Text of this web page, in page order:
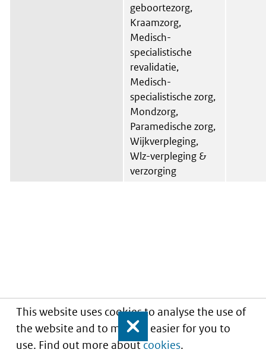
This website uses cookies to analyse the use of
the website and to make it easier for you to
use. Find out more aboutcookies.
Close
geboortezorg,
Kraamzorg,
Medisch-
specialistische
revalidatie,
Medisch-
specialistische zorg,
Mondzorg,
Paramedische zorg,
Wijkverpleging,
Wlz-verpleging &
verzorging